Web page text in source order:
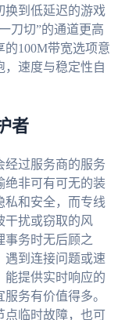
换到低延迟的游戏
刀切”的通道更高
100M带宽选项意
，速度与稳定性自
者
经过服务商的服务
绝非可有可无的装
私和安全，而专线
干扰或窃取的风
事务时无后顾之
遇到连接问题或速
能提供实时响应的
务有价值得多。
点临时故障，也可